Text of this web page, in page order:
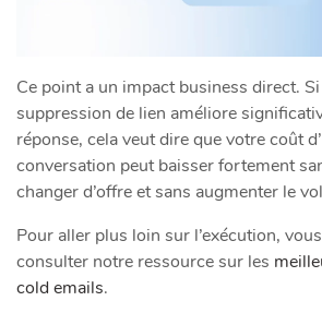
Ce point a un impact business direct.
suppression de lien améliore
réponse, cela veut dire que votre coût
conversation peut baisser fortement
changer d’offre et sans augmenter le
Pour aller plus loin sur l’exécution,
consulter notre ressource sur les
cold emails.